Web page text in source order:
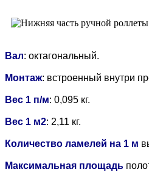
Вал: октагональный.
Монтаж: встроенный внутри
Вес 1 п/м: 0,095 кг.
Вес 1 м2: 2,11 кг.
Количество ламелей на 1 м
Максимальная площадь